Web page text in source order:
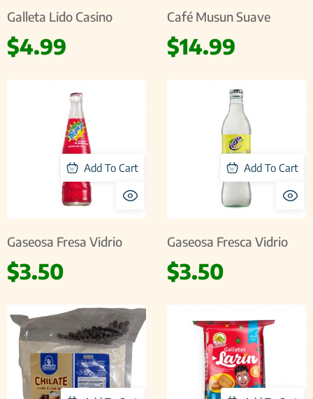
Galleta Lido Casino
$4.99
Café Musun Suave
$14.99
Add To Cart
Gaseosa Fresa Vidrio
$3.50
Add To Cart
Gaseosa Fresca Vidrio
$3.50